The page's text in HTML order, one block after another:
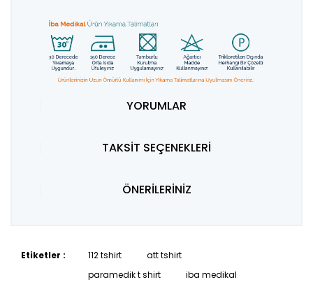
YORUMLAR
TAKSİT SEÇENEKLERİ
ÖNERİLERİNİZ
Etiketler : 112 tshirt
att tshirt
paramedik t shirt
iba medikal